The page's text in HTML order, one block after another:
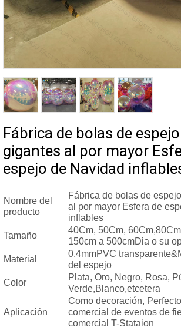
Fábrica de bolas de
gigantes al por mayor
espejo de Navidad
Nombre del
producto
Fábrica de bolas de
al por mayor Esfera de
inflables
Tamaño
40Cm, 50Cm,
150cm a 500cmDia o su
Material
0.4mmPVC
del espejo
Color
Plata, Oro, Negro, Rosa,
Verde,Blanco,etcetera
Aplicación
Como decoración,
comercial de eventos de
comercial T-Stataion